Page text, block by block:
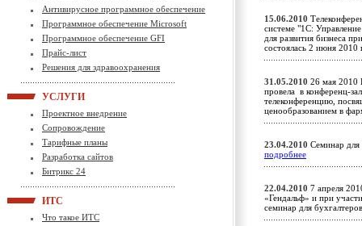
Антивирусное программное обеспечение
Программное обеспечение Microsoft
Программное обеспечение GFI
Прайс-лист
Решения для здравоохранения
УСЛУГИ
Проектное внедрение
Сопровождение
Тарифные планы
Разработка сайтов
Битрикс 24
ИТС
Что такое ИТС
15.06.2010
системе "1С:
для развития бизнеса
состоялась 2 июня
31.05.2010 26 мая 2010
провела в конференц-
телеконференцию,
ценообразованием в
23.04.2010 Семинар
подробнее
22.04.2010 7 апреля
«Гендальф» и при
семинар для